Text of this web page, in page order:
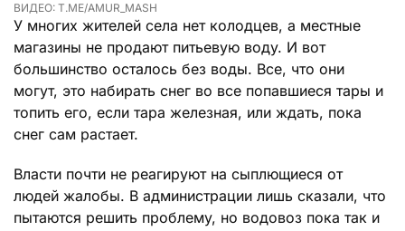
ВИДЕО: T.ME/AMUR_MASH
У многих жителей села нет колодцев, а местные
магазины не продают питьевую воду. И вот
большинство осталось без воды. Все, что они
могут, это набирать снег во все попавшиеся тары и
топить его, если тара железная, или ждать, пока
снег сам растает.
Власти почти не реагируют на сыплющиеся от
людей жалобы. В администрации лишь сказали, что
пытаются решить проблему, но водовоз пока так и